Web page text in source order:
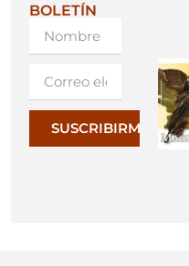
BOLETÍN
SUSCRIBIRME